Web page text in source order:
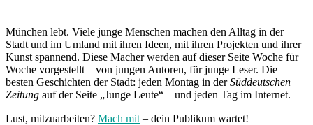
München lebt. Viele junge Menschen machen den Alltag in der
Stadt und im Umland mit ihren Ideen, mit ihren Projekten und ihrer
Kunst spannend. Diese Macher werden auf dieser Seite Woche für
Woche vorgestellt – von jungen Autoren, für junge Leser. Die
besten Geschichten der Stadt: jeden Montag in derSüddeutschen
Zeitung auf der Seite „Junge Leute“ – und jeden Tag im Internet.
Lust, mitzuarbeiten? Mach mit – dein Publikum wartet!